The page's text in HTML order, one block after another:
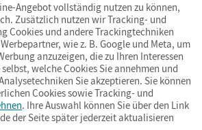
BarrierefreiheitCookies & Co.
Angebot vollständig nutzen zu können,
Zusätzlich nutzen wir Tracking- und
Cookies und andere Trackingtechniken
wie z. B. Google und Meta, um
anzuzeigen, die zu Ihren Interessen
welche Cookies Sie annehmen und
Sie akzeptieren. Sie können
Cookies sowie Tracking- und
. Ihre Auswahl können Sie über den Link
der Seite später jederzeit aktualisieren